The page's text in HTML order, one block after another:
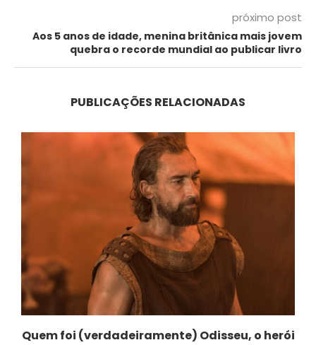
próximo post
Aos 5 anos de idade, menina britânica mais jovem
quebra o recorde mundial ao publicar livro
PUBLICAÇÕES RELACIONADAS
Quem foi (verdadeiramente) Odisseu, o herói